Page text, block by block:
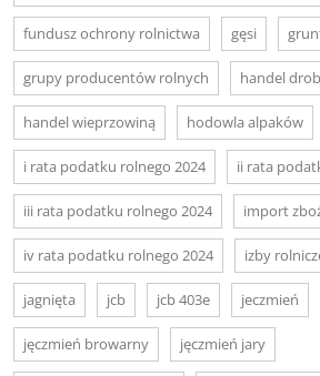
fundusz ochrony rolnictwa gęsi
grupy producentów rolnych handel
handel wieprzowiną hodowla alpaków
i rata podatku rolnego 2024 ii rata
iii rata podatku rolnego 2024 import
iv rata podatku rolnego 2024 izby
jagnięta jcb jcb 403e jeczmień
jęczmień browarny jęczmień jary